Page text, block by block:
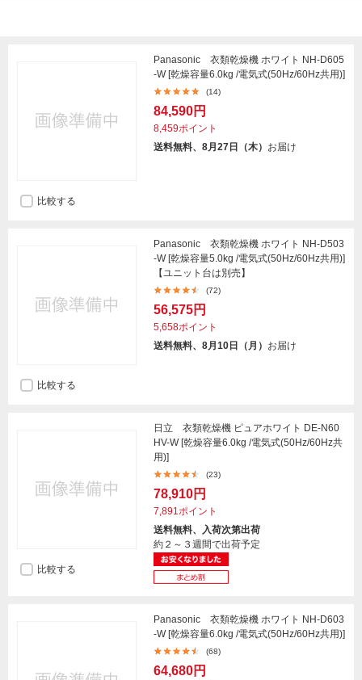
Panasonic 衣類乾燥機 ホワイト NH-D605
-W [乾燥容量6.0kg /電気式(50Hz/60Hz共用)]
(14)
84,590円
8,459ポイント
送料無料、8月27日（木） お届け
比較する
Panasonic 衣類乾燥機 ホワイト NH-D503
-W [乾燥容量5.0kg /電気式(50Hz/60Hz共用)]
【ユニット台は別売】
(72)
56,575円
5,658ポイント
送料無料、8月10日（月） お届け
比較する
日立 衣類乾燥機 ピュアホワイト DE-N60
HV-W [乾燥容量6.0kg /電気式(50Hz/60Hz共
用)]
(23)
78,910円
7,891ポイント
送料無料、入荷次第出荷
約２～３週間で出荷予定
比較する
Panasonic 衣類乾燥機 ホワイト NH-D603
-W [乾燥容量6.0kg /電気式(50Hz/60Hz共用)]
(68)
64,680円